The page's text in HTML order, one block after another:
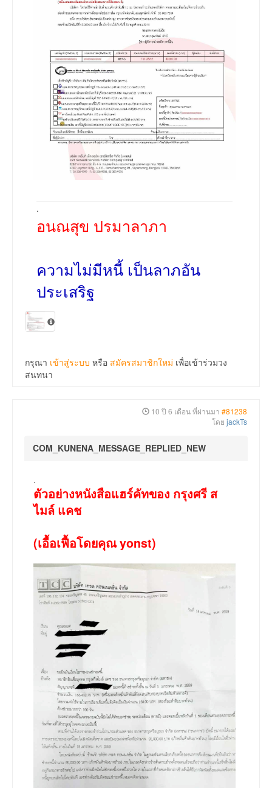
.
อนณสุข ปรมาลาภา
ความไม่มีหนี้ เป็นลาภอัน
ประเสริฐ
กรุณา เข้าสู่ระบบ หรือ สมัครสมาชิกใหม่ เพื่อเข้าร่วมวง
สนทนา
10 ปี 6 เดือน ที่ผ่านมา #81238
โดย jackTs
COM_KUNENA_MESSAGE_REPLIED_NEW
.
ตัวอย่างหนังสือแฮร์คัทของ กรุงศรี ส
ไมล์ แคช
(เอื้อเฟื้อโดยคุณ yonst)